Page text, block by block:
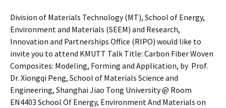
Division of Materials Technology (MT), School of Energy,
Environment and Materials (SEEM) and Research,
Innovation and Partnerships Office (RIPO) would like to
invite you to attend KMUTT Talk Title: Carbon Fiber Woven
Composites: Modeling, Forming and Application, by Prof.
Dr. Xiongqi Peng, School of Materials Science and
Engineering, Shanghai Jiao Tong University @ Room
EN4403 School Of Energy, Environment And Materials on